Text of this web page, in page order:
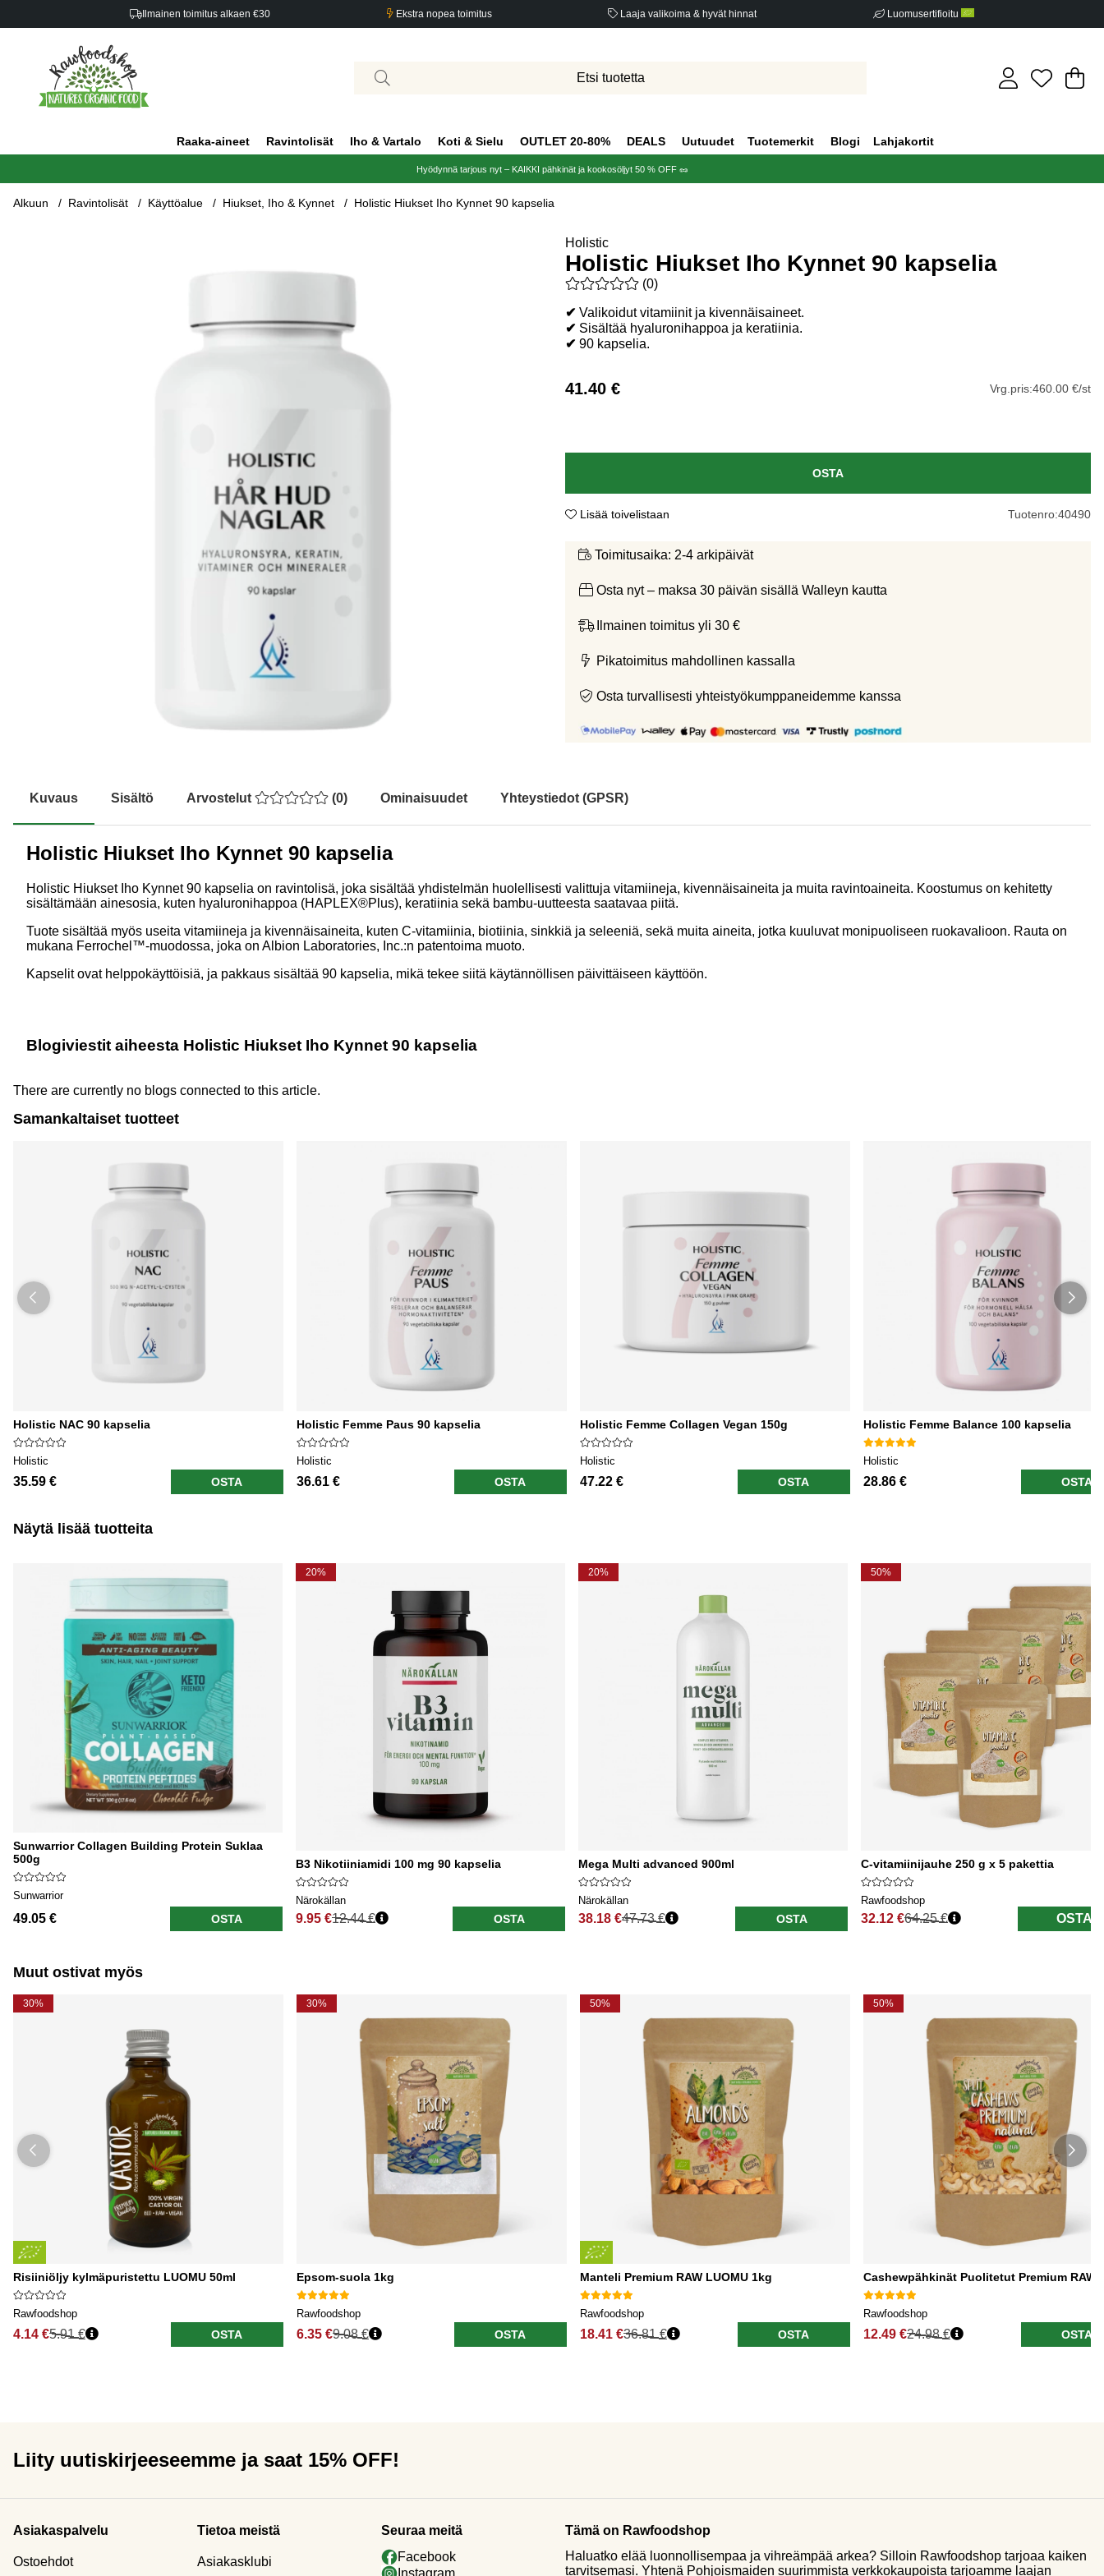
Ilmainen toimitus alkaen €30 Ekstra nopea toimitus Laaja valikoima & hyvät hinnat Luomusertifioitu
.
Raaka-aineet Ravintolisät Iho & Vartalo Koti & Sielu OUTLET 20-80% DEALS Uutuudet Tuotemerkit Blogi Lahjakortit
Hyödynnä tarjous nyt – KAIKKI pähkinät ja kookosöljyt 50 % OFF 🥜
Alkuun Ravintolisät Käyttöalue Hiukset, Iho & Kynnet Holistic Hiukset Iho Kynnet 90 kapselia
Holistic
Holistic Hiukset Iho Kynnet 90 kapselia
Keskiarvoluokitus 0 / 5 Arvioiden määrä 0
(0)
✔ Valikoidut vitamiinit ja kivennäisaineet.
✔ Sisältää hyaluronihappoa ja keratiinia.
✔ 90 kapselia.
41.40 € Vrg.pris:460.00 €/st
OSTA
Lisää toivelistaan Tuotenro:40490
Toimitusaika: 2-4 arkipäivät
Osta nyt – maksa 30 päivän sisällä Walleyn kautta
Ilmainen toimitus yli 30 €
Pikatoimitus mahdollinen kassalla
Osta turvallisesti yhteistyökumppaneidemme kanssa
Kuvaus Sisältö Arvostelut (0) Ominaisuudet Yhteystiedot (GPSR)
Holistic Hiukset Iho Kynnet 90 kapselia
Holistic Hiukset Iho Kynnet 90 kapselia on ravintolisä, joka sisältää yhdistelmän huolellisesti valittuja vitamiineja, kivennäisaineita ja muita ravintoaineita. Koostumus on kehitetty
sisältämään ainesosia, kuten hyaluronihappoa (HAPLEX®Plus), keratiinia sekä bambu-uutteesta saatavaa piitä.
Tuote sisältää myös useita vitamiineja ja kivennäisaineita, kuten C-vitamiinia, biotiinia, sinkkiä ja seleeniä, sekä muita aineita, jotka kuuluvat monipuoliseen ruokavalioon. Rauta on
mukana Ferrochel™-muodossa, joka on Albion Laboratories, Inc.:n patentoima muoto.
Kapselit ovat helppokäyttöisiä, ja pakkaus sisältää 90 kapselia, mikä tekee siitä käytännöllisen päivittäiseen käyttöön.
Blogiviestit aiheesta Holistic Hiukset Iho Kynnet 90 kapselia
There are currently no blogs connected to this article.
Samankaltaiset tuotteet
Holistic NAC 90 kapselia
Holistic
35.59 € OSTA
Holistic Femme Paus 90 kapselia
Holistic
36.61 € OSTA
Holistic Femme Collagen Vegan 150g
Holistic
47.22 € OSTA
Holistic Femme Balance 100 kapselia
Holistic
28.86 € OSTA
Näytä lisää tuotteita
Sunwarrior Collagen Building Protein Suklaa
500g
Sunwarrior
49.05 € OSTA
20%
B3 Nikotiiniamidi 100 mg 90 kapselia
Närokällan
9.95 €
Normaali hinta
12.44 € OSTA
20%
Mega Multi advanced 900ml
Närokällan
38.18 €
Normaali hinta
47.73 € OSTA
50%
C-vitamiinijauhe 250 g x 5 pakettia
Rawfoodshop
32.12 €
Normaali hinta
64.25 € OSTA
Muut ostivat myös
30%
Risiiniöljy kylmäpuristettu LUOMU 50ml
Rawfoodshop
4.14 €5.91 € OSTA
30%
Epsom-suola 1kg
Rawfoodshop
6.35 €9.08 € OSTA
50%
Manteli Premium RAW LUOMU 1kg
Rawfoodshop
18.41 €36.81 € OSTA
50%
Cashewpähkinät Puolitetut Premium RAW
Rawfoodshop
12.49 €24.98 € OSTA
Liity uutiskirjeeseemme ja saat 15% OFF!
Asiakaspalvelu
Ostoehdot
Tietoa meistä
Asiakasklubi
Seuraa meitä
Facebook
Instagram
Tämä on Rawfoodshop
Haluatko elää luonnollisempaa ja vihreämpää arkea? Silloin Rawfoodshop tarjoaa kaiken
tarvitsemasi. Yhtenä Pohjoismaiden suurimmista verkkokaupoista tarjoamme laajan